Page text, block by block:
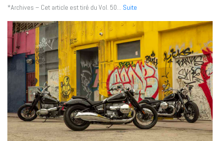
*Archives – Cet article est tiré du Vol. 50... Suite